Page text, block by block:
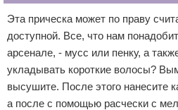
Эта прическа может по праву
доступной. Все, что нам
арсенале, - мусс или пенку, а
укладывать короткие волосы?
высушите. После этого нанесите
а после с помощью расчески с